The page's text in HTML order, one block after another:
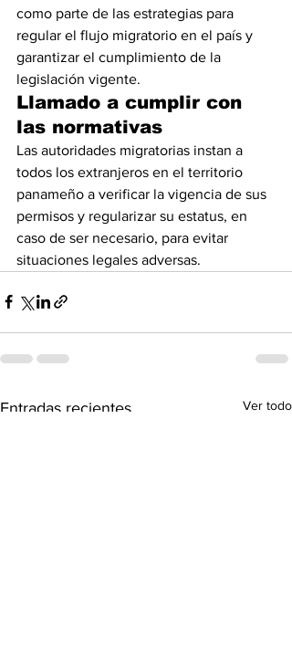
como parte de las estrategias para
regular el flujo migratorio en el país y
garantizar el cumplimiento de la
legislación vigente.
Llamado a cumplir con
las normativas
Las autoridades migratorias instan a
todos los extranjeros en el territorio
panameño a verificar la vigencia de sus
permisos y regularizar su estatus, en
caso de ser necesario, para evitar
situaciones legales adversas.
Entradas recientes Ver todo